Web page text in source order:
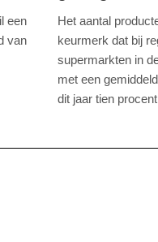
een
van
2013
-
Update:
2025
Het aantal
keurmerk dat bij
supermarkten in
met een
dit jaar tien procent